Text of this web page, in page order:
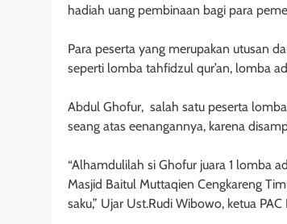
hadiah uang pembinaan bagi para
Para peserta yang merupakan utusan
seperti lomba tahfidzul qur’an, lomba
Abdul Ghofur, salah satu peserta
seang atas eenangannya, karena
“Alhamdulilah si Ghofur juara 1 lomba
Masjid Baitul Muttaqien Cengkareng
saku,” Ujar Ust.Rudi Wibowo, ketua